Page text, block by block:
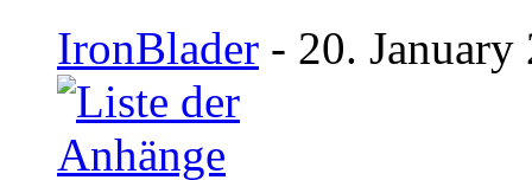
IronBlader - 20.